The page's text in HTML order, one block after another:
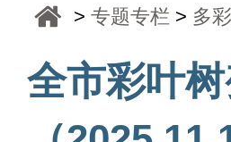
>专题专栏 > 多
全市彩叶